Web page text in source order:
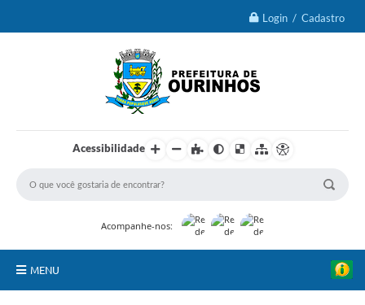
Login / Cadastro
Acessibilidade
Acompanhe-nos:
MENU